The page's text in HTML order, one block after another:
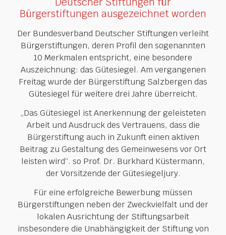
Bürgerstiftungen ausgezeichnet worden
Der Bundesverband Deutscher Stiftungen verleiht
Bürgerstiftungen, deren Profil den sogenannten
10 Merkmalen entspricht, eine besondere
Auszeichnung: das Gütesiegel. Am vergangenen
Freitag wurde der Bürgerstiftung Salzbergen das
Gütesiegel für weitere drei Jahre überreicht.
„Das Gütesiegel ist Anerkennung der geleisteten
Arbeit und Ausdruck des Vertrauens, dass die
Bürgerstiftung auch in Zukunft einen aktiven
Beitrag zu Gestaltung des Gemeinwesens vor Ort
leisten wird“. so Prof. Dr. Burkhard Küstermann,
der Vorsitzende der Gütesiegeljury.
Für eine erfolgreiche Bewerbung müssen
Bürgerstiftungen neben der Zweckvielfalt und der
lokalen Ausrichtung der Stiftungsarbeit
insbesondere die Unabhängigkeit der Stiftung von